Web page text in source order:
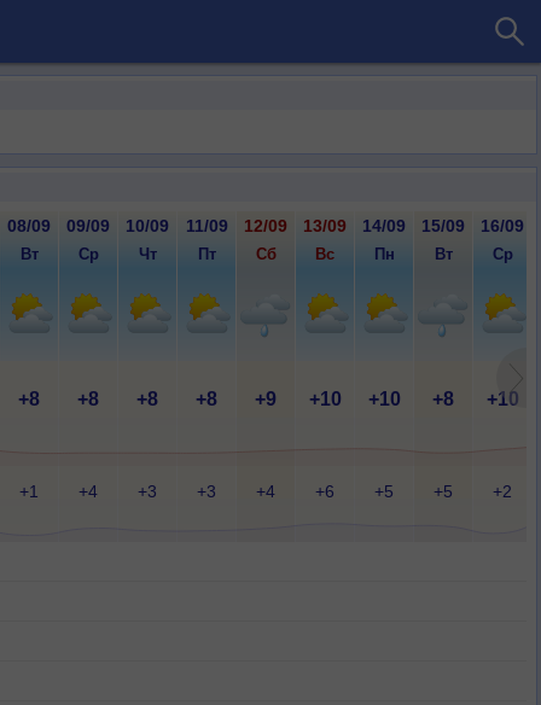
08/09 09/09 10/09 11/09 12/09 13/09 14/09 15/09 16/09
Вт Ср Чт Пт Сб Вс Пн Вт Ср
+8 +8 +8 +8 +9 +10 +10 +8 +10
+1 +4 +3 +3 +4 +6 +5 +5 +2